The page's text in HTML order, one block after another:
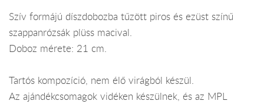
Szív formájú díszdobozba tűzött piros és ezüst színű
szappanrózsák plüss macival.
Doboz mérete: 21 cm.
Tartós kompozíció, nem élő virágból készül.
Az ajándékcsomagok vidéken készülnek, és az MPL